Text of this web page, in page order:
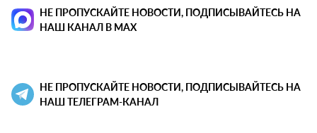
НЕ ПРОПУСКАЙТЕ НОВОСТИ, ПОДПИСЫВАЙТЕСЬ НА
НАШ КАНАЛ В MAX
НЕ ПРОПУСКАЙТЕ НОВОСТИ, ПОДПИСЫВАЙТЕСЬ НА
НАШ ТЕЛЕГРАМ-КАНАЛ